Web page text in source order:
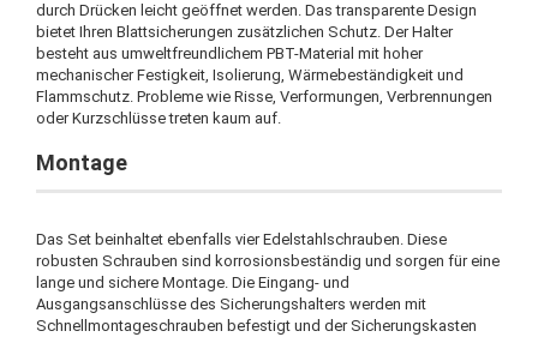
durch Drücken leicht geöffnet werden. Das transparente Design
bietet Ihren Blattsicherungen zusätzlichen Schutz. Der Halter
besteht aus umweltfreundlichem PBT-Material mit hoher
mechanischer Festigkeit, Isolierung, Wärmebeständigkeit und
Flammschutz. Probleme wie Risse, Verformungen, Verbrennungen
oder Kurzschlüsse treten kaum auf.
Montage
Das Set beinhaltet ebenfalls vier Edelstahlschrauben. Diese
robusten Schrauben sind korrosionsbeständig und sorgen für eine
lange und sichere Montage. Die Eingang- und
Ausgangsanschlüsse des Sicherungshalters werden mit
Schnellmontageschrauben befestigt und der Sicherungskasten